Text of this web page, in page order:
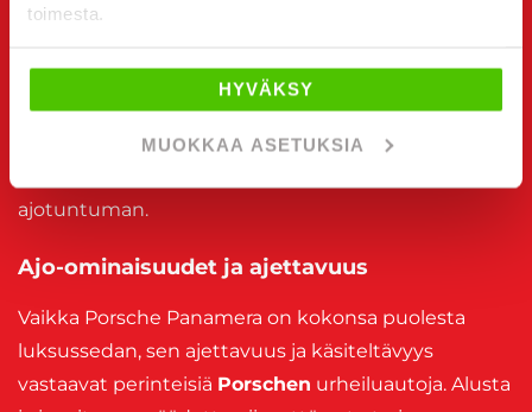
toimesta.
HYVÄKSY
MUOKKAA ASETUKSIA
ympäristöystävällisyyden yhdistelmän.
Kaikissa Porsche Panamera -malleissa on käytössä
kahdeksanportainen PDK-
kaksoiskytkinvaihteisto, joka takaa
ajotuntuman.
Ajo-ominaisuudet ja ajettavuus
Vaikka Porsche Panamera on kokonsa puolesta
luksussedan, sen ajettavuus ja käsiteltävyys
vastaavat perinteisiä Porschen urheiluautoja. Alusta